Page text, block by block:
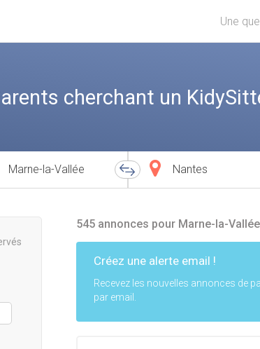
Une
cherchant un
Ville
d'arrivée
545 annonces pour Marne-la-
Créez une alerte email !
Recevez les nouvelles annonces de
par email.